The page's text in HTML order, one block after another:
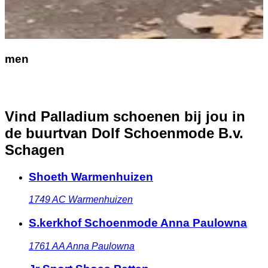
men
Vind Palladium schoenen bij jou in
de buurtvan Dolf Schoenmode B.v.
Schagen
Shoeth Warmenhuizen
1749 AC Warmenhuizen
S.kerkhof Schoenmode Anna Paulowna
1761 AAAnna Paulowna